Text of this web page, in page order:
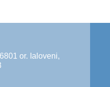
or. Ialoveni,